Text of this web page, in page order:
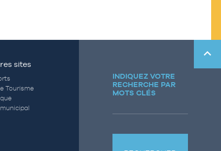
sites
Tourisme
INDIQUEZ VOTRE
RECHERCHE PAR
MOTS CLÉS